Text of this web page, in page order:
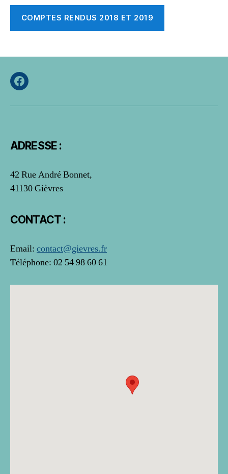
COMPTES RENDUS 2018 ET 2019
Facebook
ADRESSE :
42 Rue André Bonnet,
41130 Gièvres
CONTACT :
Email: contact@gievres.fr
Téléphone: 02 54 98 60 61